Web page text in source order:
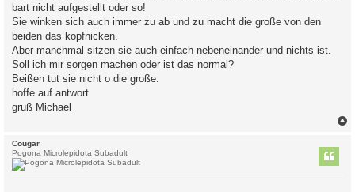
bart nicht aufgestellt oder so!
Sie winken sich auch immer zu ab und zu macht die große von den
beiden das kopfnicken.
Aber manchmal sitzen sie auch einfach nebeneinander und nichts ist.
Soll ich mir sorgen machen oder ist das normal?
Beißen tut sie nicht o die große.
hoffe auf antwort
gruß Michael
Cougar
Pogona Microlepidota Subadult